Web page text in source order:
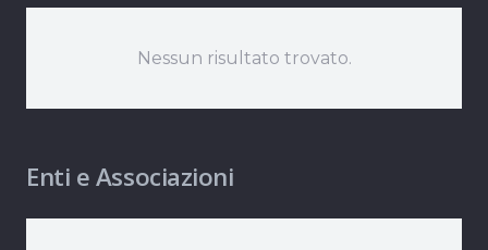
Nessun risultato trovato.
Enti e Associazioni